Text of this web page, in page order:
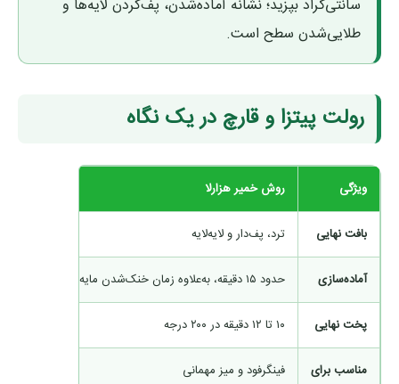
سانتی‌گراد بپزید؛ نشانه آماده‌شدن، پف‌کردن لایه‌ها و
طلایی‌شدن سطح است.
رولت پیتزا و قارچ در یک نگاه
ویژگی روش خمیر هزارلا
بافت نهایی ترد، پف‌دار و لایه‌لایه
آماده‌سازی حدود ۱۵ دقیقه، به‌علاوه زمان خنک‌شدن مایه
پخت نهایی ۱۰ تا ۱۲ دقیقه در ۲۰۰ درجه
مناسب برای فینگرفود و میز مهمانی